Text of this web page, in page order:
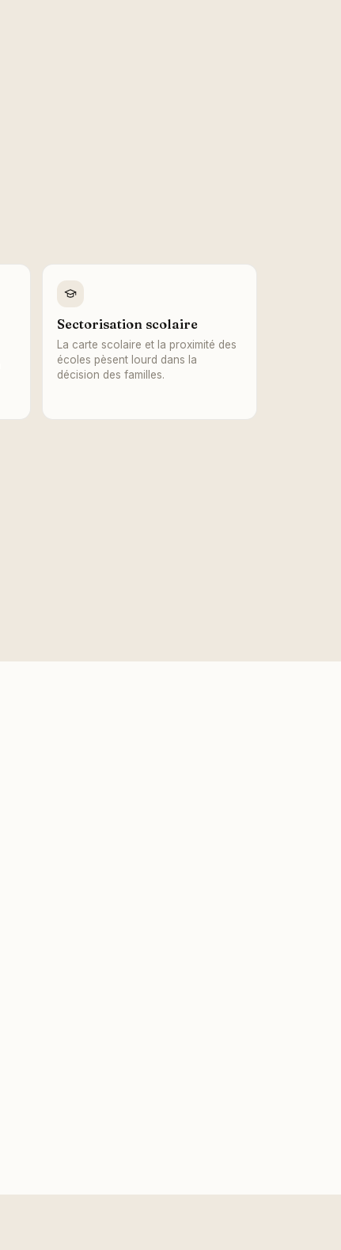
Sectorisation scolaire
La carte scolaire et la proximité des
écoles pèsent lourd dans la
décision des familles.